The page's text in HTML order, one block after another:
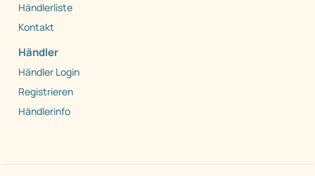
Händlerliste
Kontakt
Händler
Händler Login
Registrieren
Händlerinfo